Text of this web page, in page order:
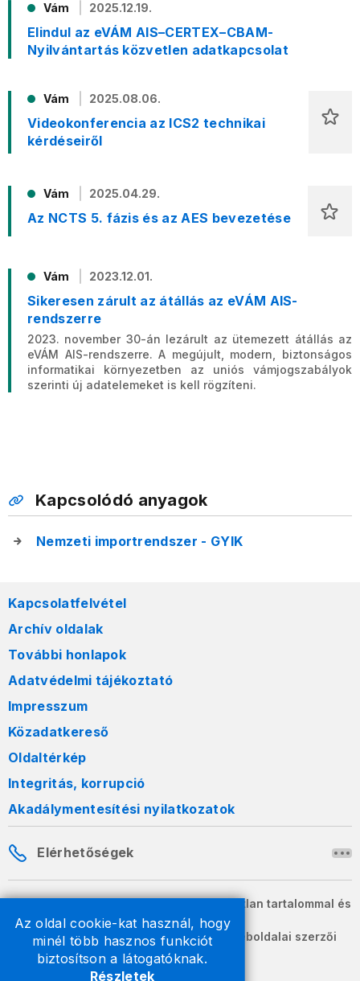
Az oldal cookie-kat használ, hogy
minél több hasznos funkciót
biztosítson a látogatóknak.
Részletek
Vám 2025.12.19.
Elindul az eVÁM AIS–CERTEX–CBAM-
Nyilvántartás közvetlen adatkapcsolat
Vám 2025.08.06.
Videokonferencia az ICS2 technikai
kérdéseiről
Vám 2025.04.29.
Az NCTS 5. fázis és az AES bevezetése
Vám 2023.12.01.
Sikeresen zárult az átállás az eVÁM AIS-
rendszerre
2023. november 30-án lezárult az ütemezett átállás az
eVÁM AIS-rendszerre. A megújult, modern, biztonságos
informatikai környezetben az uniós vámjogszabályok
szerinti új adatelemeket is kell rögzíteni.
Kapcsolódó anyagok
Nemzeti importrendszer - GYIK
Kapcsolatfelvétel
Archív oldalak
További honlapok
Adatvédelmi tájékoztató
Impresszum
Közadatkereső
Oldaltérkép
Integritás, korrupció
Akadálymentesítési nyilatkozatok
Elérhetőségek
A honlapon szereplő információk változatlan tartalommal és
formában szabadon terjeszthetők.
2026 © A Nemzeti Adó- és Vámhivatal weboldalai szerzői
jogvédelem alatt állnak.